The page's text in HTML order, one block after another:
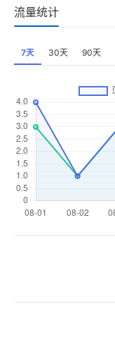
流量统计
7天 30天 90天